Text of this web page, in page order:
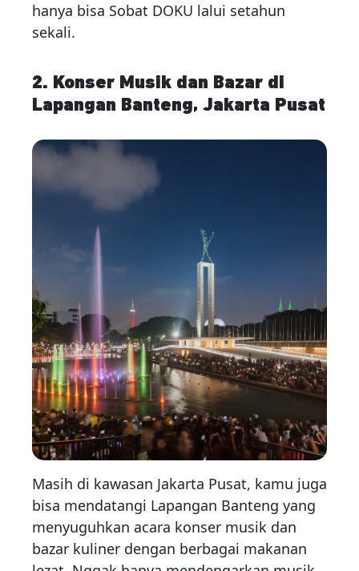
hanya bisa Sobat DOKU lalui setahun
sekali.
2. Konser Musik dan Bazar di
Lapangan Banteng, Jakarta Pusat
Masih di kawasan Jakarta Pusat, kamu juga
bisa mendatangi Lapangan Banteng yang
menyuguhkan acara konser musik dan
bazar kuliner dengan berbagai makanan